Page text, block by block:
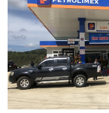
Doanh nghiệp
Thông tin doanh nghiệp
Doanh nghiệp 24h
Doanh nhân
Vì cộng đồng